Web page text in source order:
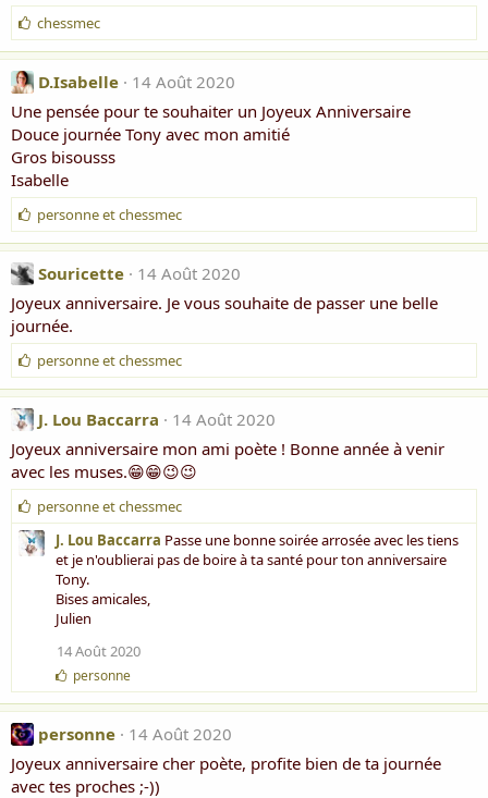
J
'
a
e
:
chessmec
D.Isabelle
14 Août 2020
Une pensée pour te souhaiter un Joyeux Anniversaire
Douce journée Tony avec mon amitié
Gros bisousss
Isabelle
J
'
a
i
e
:
personneetchessmec
Souricette
14 Août 2020
Joyeux anniversaire. Je vous souhaite de passer une belle
journée.
J
'
a
e
:
personneetchessmec
J. Lou Baccarra
14 Août 2020
Joyeux anniversaire mon ami poète ! Bonne année à venir
avec les muses.😁😁😉😉
J
'
a
personneetchessmec
J. Lou Baccarra Passe une bonne soirée arrosée avec les tiens
et je n'oublierai pas de boire à ta santé pour ton anniversaire
Tony.
Bises amicales,
Julien
14 Août 2020
J
'
a
m
e
personne
personne
14 Août 2020
Joyeux anniversaire cher poète, profite bien de ta journée
avec tes proches ;-))